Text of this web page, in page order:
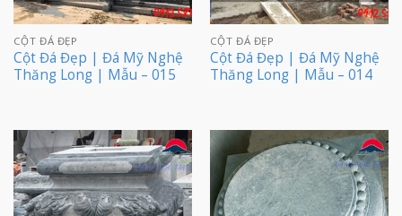
CỘT ĐÁ ĐẸP
Cột Đá Đẹp | Đá Mỹ Nghệ
Thăng Long | Mẫu – 015
CỘT ĐÁ ĐẸP
Cột Đá Đẹp | Đá Mỹ Nghệ
Thăng Long | Mẫu – 014